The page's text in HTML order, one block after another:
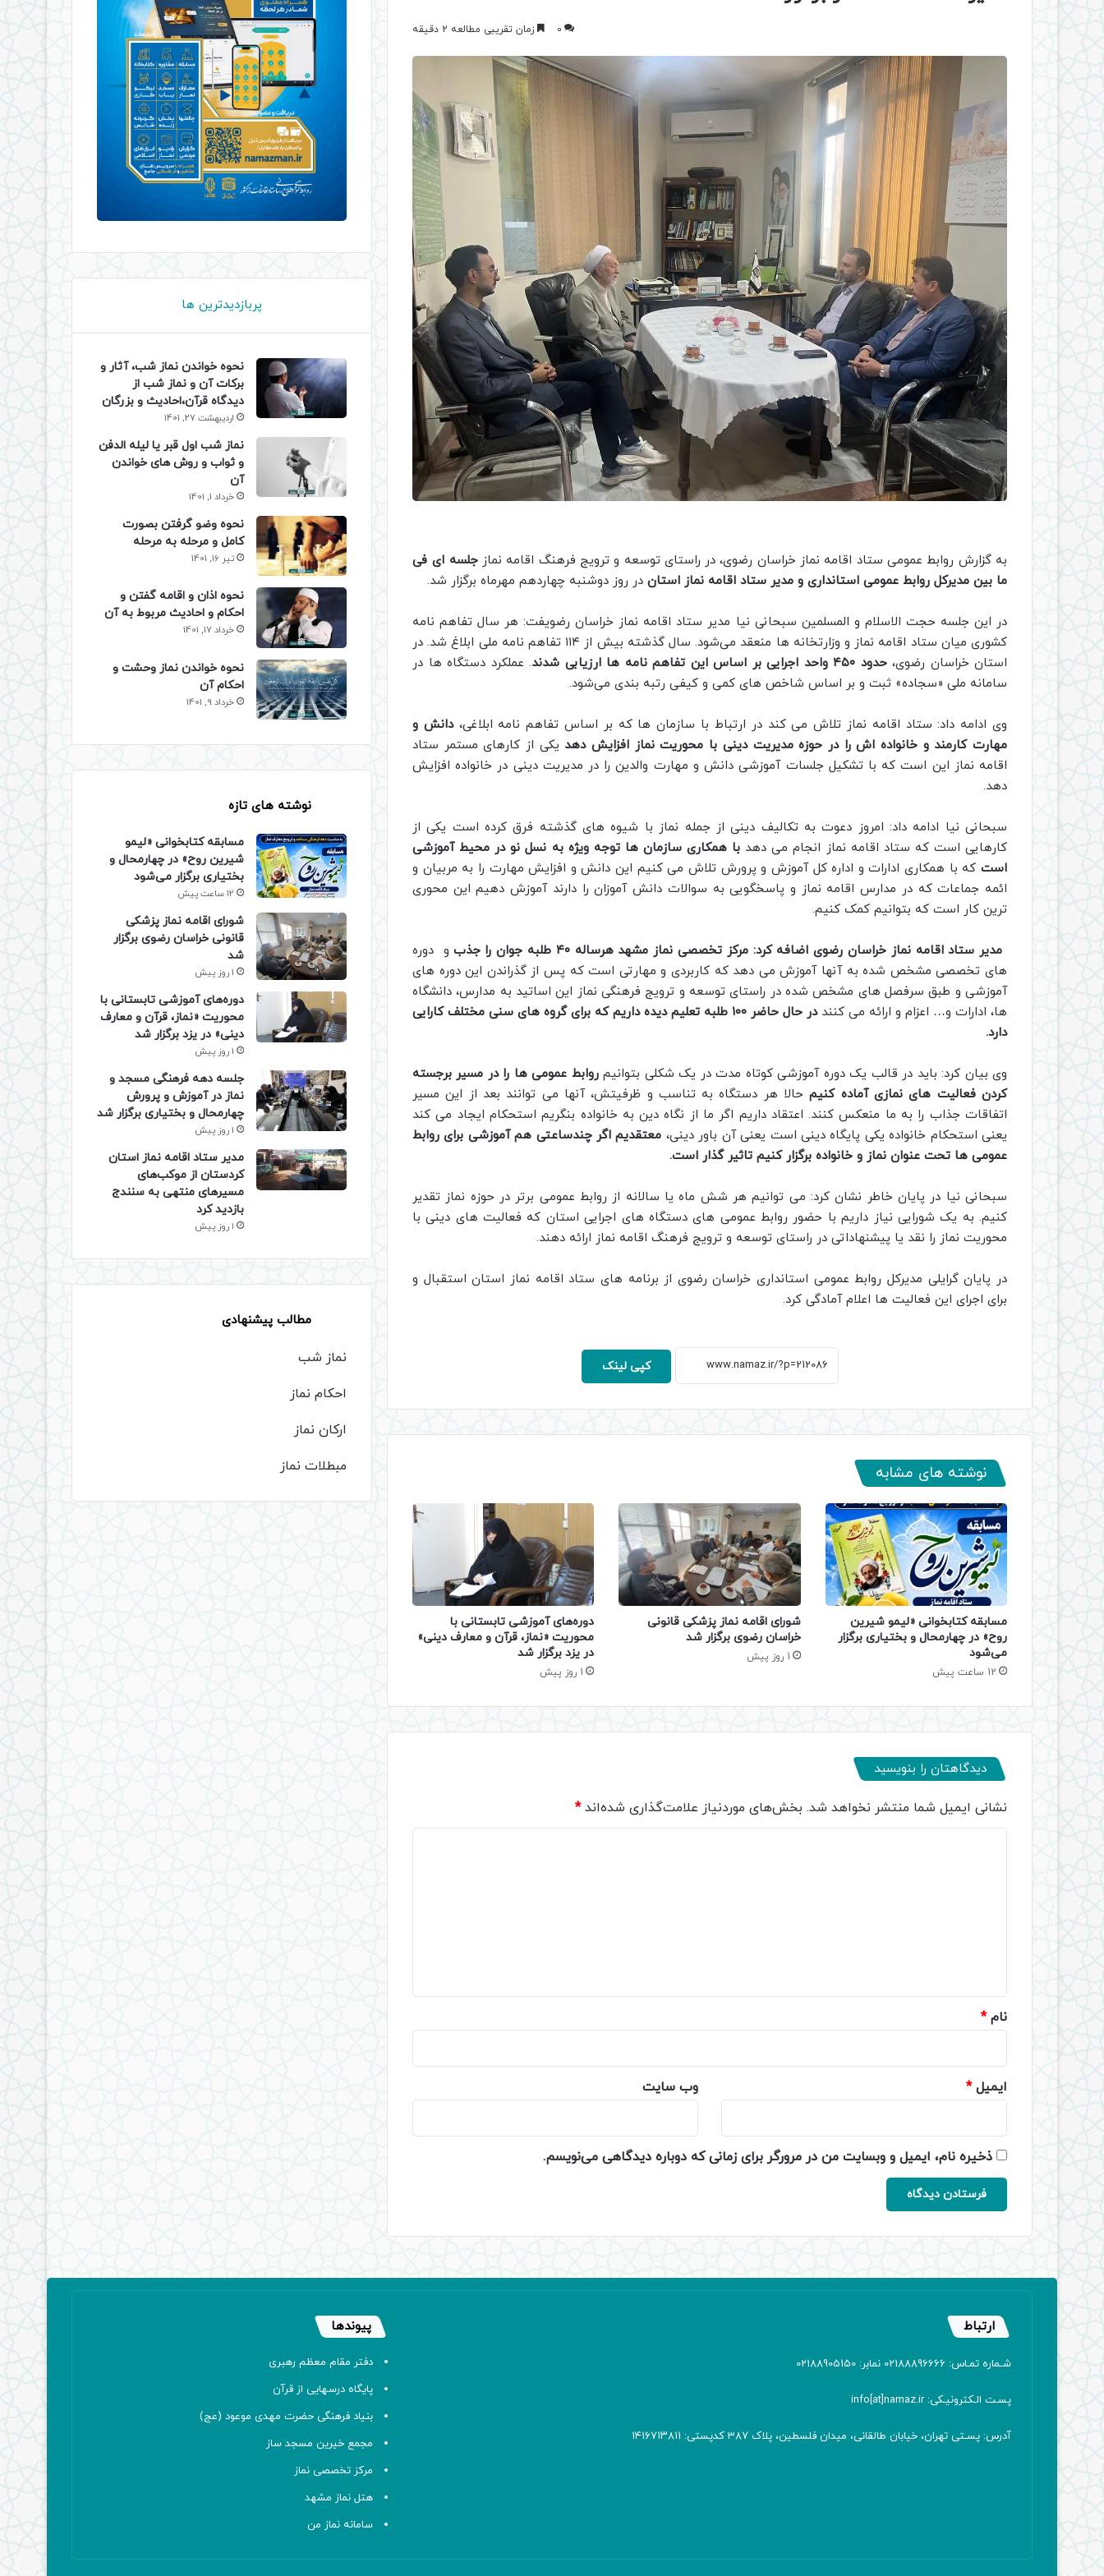
0 زمان تقریبی مطالعه 2 دقیقه
به گزارش روابط عمومی ستاد اقامه نماز خراسان رضوی، در راستای توسعه و ترویج فرهنگ اقامه نمازجلسه ای فی
ما بین مدیرکل روابط عمومی استانداری و مدیر ستاد اقامه نماز استان در روز دوشنبه چهاردهم مهرماه برگزار شد.
در این جلسه حجت الاسلام و المسلمین سبحانی نیا مدیر ستاد اقامه نماز خراسان رضویفت: هر سال تفاهم‌ نامه‌
کشوری میان ستاد اقامه نماز و وزارتخانه‌ ها منعقد می‌شود. سال گذشته بیش از ۱۱۴ تفاهم‌ نامه ملی ابلاغ شد. در
استان خراسان رضوی،حدود ۴۵۰ واحد اجرایی بر اساس این تفاهم‌ نامه‌ ها ارزیابی شدند
. عملکرد دستگاه‌ ها در
سامانه ملی «سجاده» ثبت و بر اساس شاخص‌ های کمی و کیفی رتبه‌ بندی می‌شود.
وی ادامه داد: ستاد اقامه نماز تلاش می کند در ارتباط با سازمان ها که بر اساس تفاهم نامه ابلاغی،دانش و
مهارت کارمند و خانواده اش را در حوزه مدیریت دینی با محوریت نماز افزایش دهد یکی از کارهای مستمر ستاد
اقامه نماز این است که با تشکیل جلسات آموزشی دانش و مهارت والدین را در مدیریت دینی در خانواده افزایش
دهد.
سبحانی نیا ادامه داد: امروز دعوت به تکالیف دینی از جمله نماز با شیوه های گذشته فرق کرده است یکی از
کارهایی است که ستاد اقامه نماز انجام می دهد با همکاری سازمان ها توجه ویژه به نسل نو در محیط آموزشی
است که با همکاری ادارات و اداره کل آموزش و پرورش تلاش می کنیم این دانش و افزایش مهارت را به مربیان و
ائمه جماعات که در مدارس اقامه نماز و پاسخگویی به سوالات دانش آموزان را دارند آموزش دهیم این محوری
ترین کار است که بتوانیم کمک کنیم.
مدیر ستاد اقامه نماز خراسان رضوی اضافه کرد: مرکز تخصصی نماز مشهد هرساله ۴۰ طلبه جوان را جذب
و دوره
های تخصصی مشخص شده به آنها آموزش می دهد که کاربردی و مهارتی است که پس از گذراندن این دوره های
آموزشی و طبق سرفصل های مشخص شده در راستای توسعه و ترویج فرهنگی نماز این اساتید به مدارس، دانشگاه
ها، ادارات و… اعزام و ارائه می کنند
در حال حاضر ۱۰۰ طلبه تعلیم دیده داریم که برای گروه های سنی مختلف کارایی
دارد.
وی بیان کرد: باید در قالب یک دوره آموزشی کوتاه مدت در یک شکلی بتوانیمروابط عمومی ها را در مسیر برجسته
کردن فعالیت های نمازی آماده کنیمحالا هر دستگاه به تناسب و ظرفیتش، آنها می توانند بعد از این مسیر
اتفاقات جذاب را به ما منعکس کنند. اعتقاد داریم اگر ما از نگاه دین به خانواده بنگریم استحکام ایجاد می کند
یعنی استحکام خانواده یکی پایگاه دینی است یعنی آن باور دینی، معتقدیم اگر چندساعتی هم آموزشی برای روابط
عمومی ها تحت عنوان نماز و خانواده برگزار کنیم تاثیر گذار است.
سبحانی نیا در پایان خاطر نشان کرد: می توانیم هر شش ماه یا سالانه از روابط عمومی برتر در حوزه نماز تقدیر
کنیم. به یک شورایی نیاز داریم با حضور روابط عمومی های دستگاه های اجرایی استان که فعالیت های دینی با
محوریت نماز را نقد یا پیشنهاداتی در راستای توسعه و ترویج فرهنگ اقامه نماز ارائه دهند.
در پایان گرایلی مدیرکل روابط عمومی استانداری خراسان رضوی از برنامه های ستاد اقامه نماز استان استقبال و
برای اجرای این فعالیت ها اعلام آمادگی کرد.
کپی لینک
نوشته های مشابه
مسابقه کتابخوانی «لیمو شیرین
روح» در چهارمحال و بختیاری برگزار
می‌شود
12 ساعت پیش
شورای اقامه نماز پزشکی قانونی
خراسان رضوی برگزار شد
1 روز پیش
دوره‌های آموزشی تابستانی با
محوریت «نماز، قرآن و معارف دینی»
در یزد برگزار شد
1 روز پیش
دیدگاهتان را بنویسید
نشانی ایمیل شما منتشر نخواهد شد. بخش‌های موردنیاز علامت‌گذاری شده‌اند*
نام*
ایمیل* وب‌ سایت
ذخیره نام، ایمیل و وبسایت من در مرورگر برای زمانی که دوباره دیدگاهی می‌نویسم.
پربازدیدترین ها
نحوه خواندن نماز شب، آثار و
برکات آن و نماز شب از
دیدگاه قرآن،احادیث و بزرگان
اردیبهشت 27, 1401
نماز شب اول قبر یا لیله الدفن
و ثواب و روش های خواندن
آن
خرداد 1, 1401
نحوه وضو گرفتن بصورت
کامل و مرحله به مرحله
تیر 16, 1401
نحوه اذان و اقامه گفتن و
احکام و احادیث مربوط به آن
خرداد 17, 1401
نحوه خواندن نماز وحشت و
احکام آن
خرداد 9, 1401
نوشته های تازه
مسابقه کتابخوانی «لیمو
شیرین روح» در چهارمحال و
بختیاری برگزار می‌شود
12 ساعت پیش
شورای اقامه نماز پزشکی
قانونی خراسان رضوی برگزار
شد
1 روز پیش
دوره‌های آموزشی تابستانی با
محوریت «نماز، قرآن و معارف
دینی» در یزد برگزار شد
1 روز پیش
جلسه دهه فرهنگی مسجد و
نماز در آموزش و پرورش
چهارمحال و بختیاری برگزار شد
1 روز پیش
مدیر ستاد اقامه نماز استان
کردستان از موکب‌های
مسیرهای منتهی به سنندج
بازدید کرد
1 روز پیش
مطالب پیشنهادی
نماز شب
احکام نماز
ارکان نماز
مبطلات نماز
ارتباط
شـماره تمـاس: 02188896666 نمابر: 02188905150
پسـت الـکترونیـکی: info[at]namaz.ir
آدرس: پسـتی تهران، خیابان طالقانی، میدان فلسطین، پلاک 387 کدپستی: ۱۴۱۶۷۱۳۸۱۱
پیوندها
دفتر مقام معظم رهبری
پایگاه درسهایی از قرآن
بنیاد فرهنگی حضرت مهدی موعود (عج)
مجمع خیرین مسجد ساز
مرکز تخصصی نماز
هتل نماز مشهد
سامانه نماز من